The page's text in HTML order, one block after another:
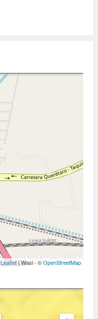
Leaflet| Wasi - ©OpenStreetMap